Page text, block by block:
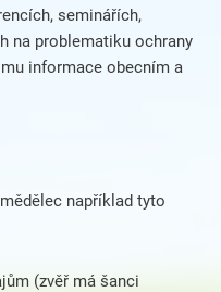
seminářích,
na problematiku ochrany
informace obecním a
například tyto
(zvěř má šanci